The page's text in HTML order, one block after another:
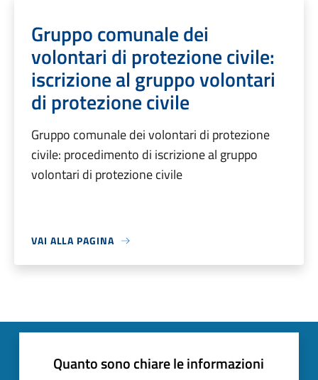
Gruppo comunale dei
volontari di protezione civile:
iscrizione al gruppo volontari
di protezione civile
Gruppo comunale dei volontari di protezione
civile: procedimento di iscrizione al gruppo
volontari di protezione civile
VAI ALLA PAGINA
Quanto sono chiare le informazioni